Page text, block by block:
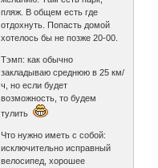
пляж. В общем есть где
отдохнуть. Попасть домой
хотелось бы не позже 20-00.
Тэмп: как обычно
закладываю среднюю в 25 км/
ч, но если будет
возможность, то будем
тулить
Что нужно иметь с собой:
исключительно исправный
велосипед, хорошее